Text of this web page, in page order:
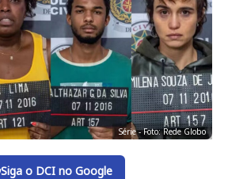
Série - Foto: Rede Globo
Siga o DCI no Google